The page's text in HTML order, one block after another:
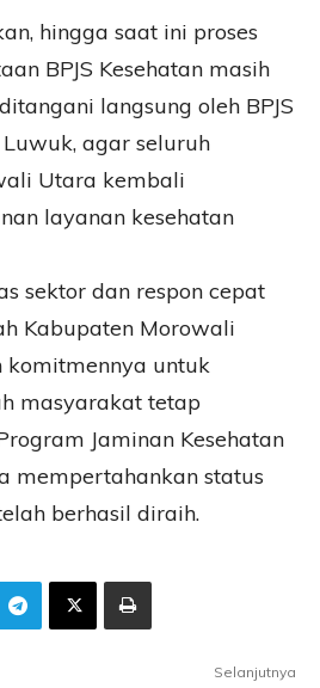
hingga saat ini proses
BPJS Kesehatan masih
langsung oleh BPJS
agar seluruh
Utara kembali
layanan kesehatan
sektor dan respon cepat
Kabupaten Morowali
komitmennya untuk
masyarakat tetap
Jaminan Kesehatan
mempertahankan status
berhasil diraih.
Selanjutnya